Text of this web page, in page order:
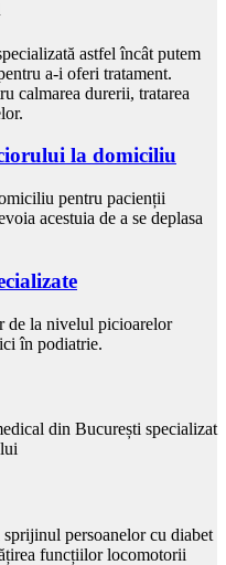
astfel încât putem
a-i oferi tratament.
calmarea durerii, tratarea
la domiciliu
pentru pacienții
acestuia de a se deplasa
de la nivelul picioarelor
în podiatrie.
din București specializat
persoanelor cu diabet
funcțiilor locomotorii